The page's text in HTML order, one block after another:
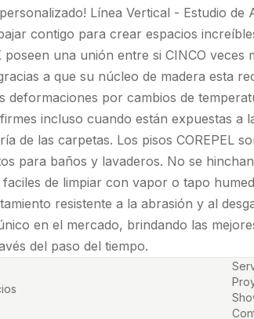
Línea Vertical - Estudio de
contigo para crear espacios
poseen una unión entre si CINCO veces
a que su núcleo de madera esta
deformaciones por cambios de
incluso cuando están expuestas a
de las carpetas. Los pisos COREPEL
para baños y lavaderos. No se
de limpiar con vapor o tapo
resistente a la abrasión y al
en el mercado, brindando las
del paso del tiempo.